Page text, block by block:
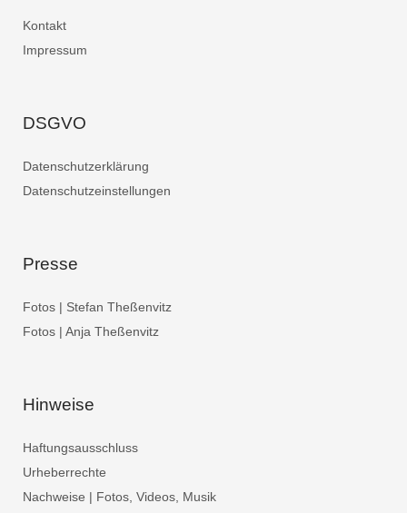
Kontakt
Impressum
DSGVO
Datenschutzerklärung
Datenschutzeinstellungen
Presse
Fotos | Stefan Theßenvitz
Fotos | Anja Theßenvitz
Hinweise
Haftungsausschluss
Urheberrechte
Nachweise | Fotos, Videos, Musik